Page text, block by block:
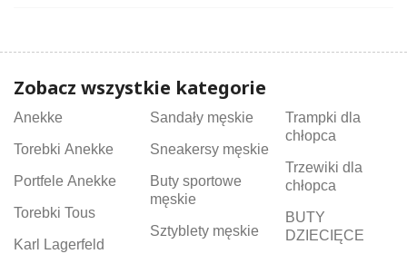
Zobacz wszystkie kategorie
Anekke
Torebki Anekke
Portfele Anekke
Torebki Tous
Karl Lagerfeld
Sandały męskie
Sneakersy męskie
Buty sportowe
męskie
Sztyblety męskie
Trampki dla
chłopca
Trzewiki dla
chłopca
BUTY
DZIECIĘCE